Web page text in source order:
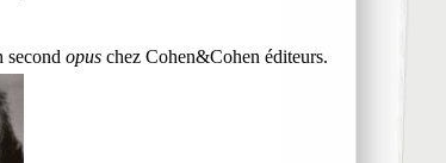
second opuschez Cohen&Cohen éditeurs.